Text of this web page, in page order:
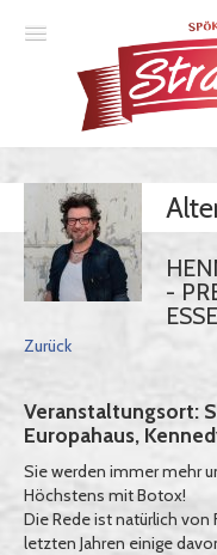
Essener Ehrendoktor
Unsere Komödien
Gastspiele
Gutscheine
Anmelden
-
Zurück
Veranstaltungsort:
Europahaus,
Sie werden immer mehr
Höchstens mit Botox!
Die Rede ist natürlich von
letzten Jahren einige